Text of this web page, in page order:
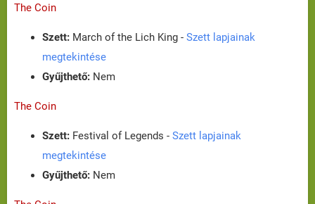
The Coin
Szett: March of the Lich King - Szett lapjainak
megtekintése
Gyűjthető: Nem
The Coin
Szett: Festival of Legends - Szett lapjainak
megtekintése
Gyűjthető: Nem